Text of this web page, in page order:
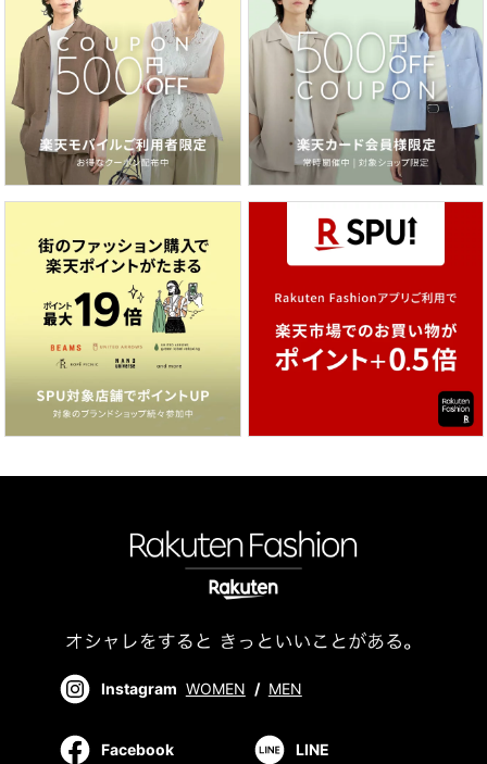
Instagram WOMEN / MEN
Facebook LINE